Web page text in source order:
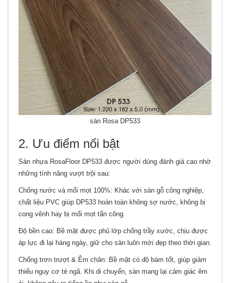
sàn Rosa DP533
2. Ưu điểm nổi bật
Sàn nhựa RosaFloor DP533 được người dùng đánh giá cao nhờ
những tính năng vượt trội sau:
Chống nước và mối mọt 100%: Khác với sàn gỗ công nghiệp,
chất liệu PVC giúp DP533 hoàn toàn không sợ nước, không bị
cong vênh hay bị mối mọt tấn công.
Độ bền cao: Bề mặt được phủ lớp chống trầy xước, chịu được
áp lực đi lại hàng ngày, giữ cho sàn luôn mới đẹp theo thời gian.
Chống trơn trượt & Êm chân: Bề mặt có độ bám tốt, giúp giảm
thiểu nguy cơ té ngã. Khi di chuyển, sàn mang lại cảm giác êm